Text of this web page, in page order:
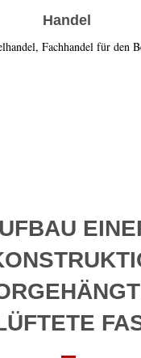
Handel
Fachhandel für den